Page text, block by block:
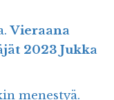
Vieraana
2023 Jukka
menestyä.